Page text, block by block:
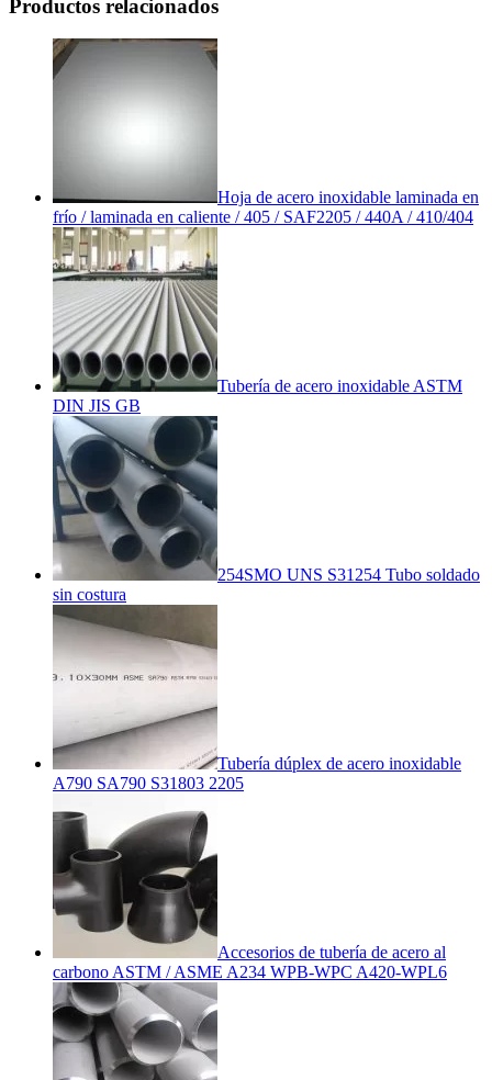
Productos relacionados
Hoja de acero inoxidable laminada en
frío / laminada en caliente / 405 / SAF2205 / 440A / 410/404
Tubería de acero inoxidable ASTM
DIN JIS GB
254SMO UNS S31254 Tubo soldado
sin costura
Tubería dúplex de acero inoxidable
A790 SA790 S31803 2205
Accesorios de tubería de acero al
carbono ASTM / ASME A234 WPB-WPC A420-WPL6